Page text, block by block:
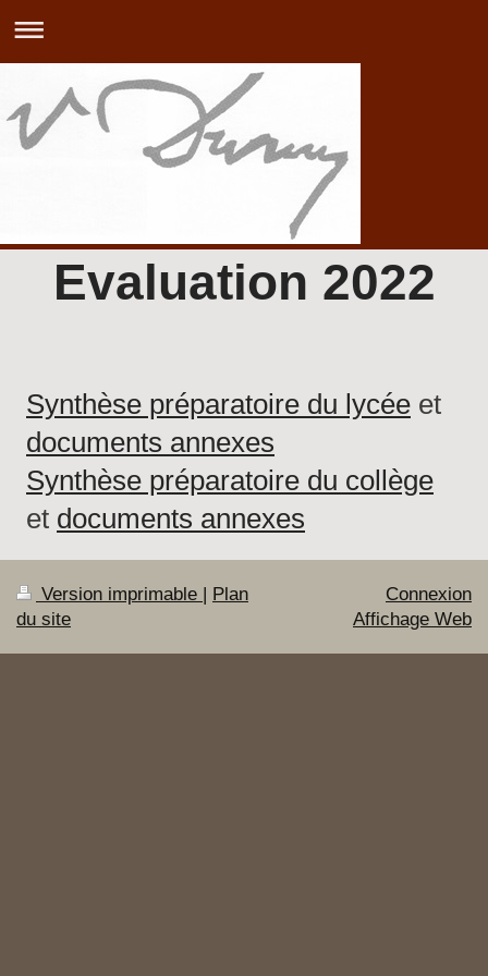
Evaluation 2022
Synthèse préparatoire du lycée et
documents annexes
Synthèse préparatoire du collège
et documents annexes
Version imprimable | Plan
du site
Connexion
Affichage Web